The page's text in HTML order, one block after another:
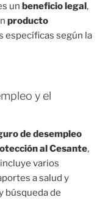
un beneficio legal ,
producto
específicas según la
y el
de desempleo
al Cesante,
varios
a salud y
búsqueda de